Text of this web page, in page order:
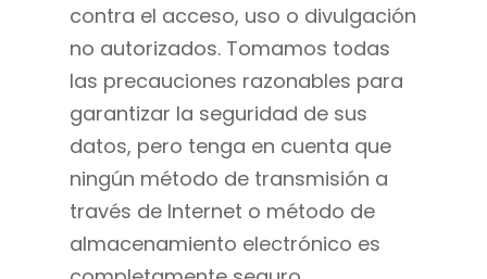
contra el acceso, uso o divulgación
no autorizados. Tomamos todas
las precauciones razonables para
garantizar la seguridad de sus
datos, pero tenga en cuenta que
ningún método de transmisión a
través de Internet o método de
almacenamiento electrónico es